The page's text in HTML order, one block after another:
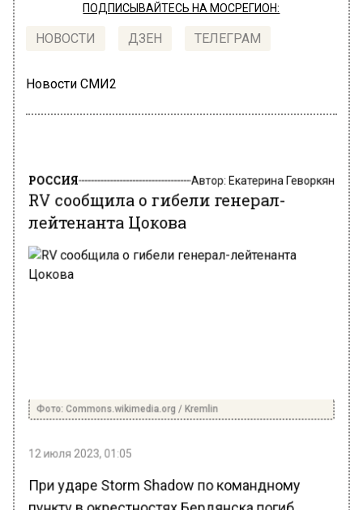
ПОДПИСЫВАЙТЕСЬ НА МОСРЕГИОН:
НОВОСТИ ДЗЕН ТЕЛЕГРАМ
Новости СМИ2
RV сообщила о гибели генерал-
лейтенанта Цокова
12 июля 2023, 01:05
При ударе Storm Shadow по командному
пункту в окрестностях Бердянска погиб